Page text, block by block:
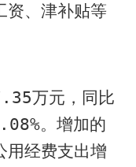
资、津补贴等
万元， 同比
。增加的
用经费支出增